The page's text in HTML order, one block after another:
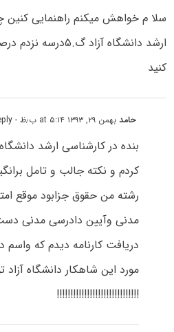
ﺳﻼ ﻡ ﺧﻮﺍﻫﺶ ﻣﯿﮑﻨﻢ ﺭﺍﻫﻨﻤﺎﯾﯽ ﮐﻨﯿﻦ
ﺍﺭﺷﺪ ﺩﺍﻧﺸﮕﺎﻩ ﺁﺯﺍﺩ
ﮐﻨﯿﺪ
حامدبهمن ۲۹, ۱۳۹۳ at ۵:۱۴ ب٫ظ - Reply
کردم و نکته جالب و تامل
رشته من حقوق جزابود موقع
مدنی وآیین دادرسی مدنی
دریافت کارنامه دیدم که
مورد این شاهکار دانشگاه آزاد
!!!!!!!!!!!!!!!!!!!!!!!!!!!!!!